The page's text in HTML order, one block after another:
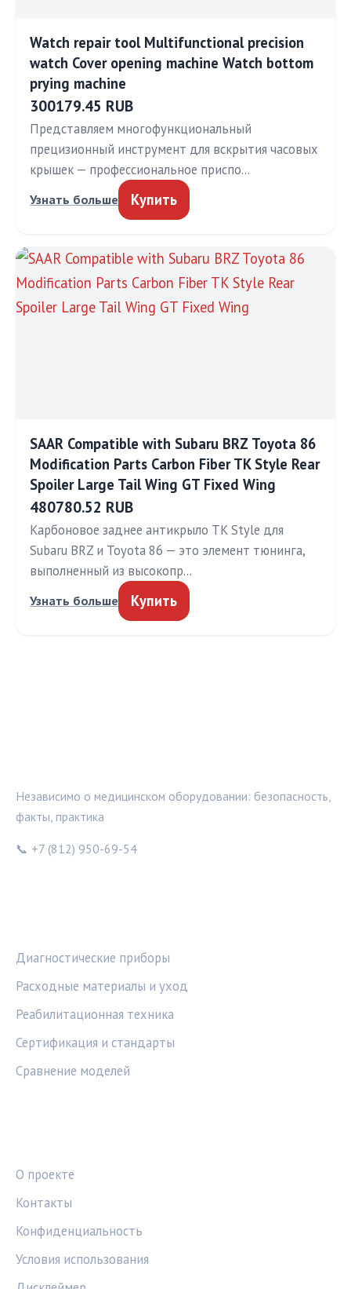
Watch repair tool Multifunctional precision
watch Cover opening machine Watch bottom
prying machine
300179.45 RUB
Представляем многофункциональный
прецизионный инструмент для вскрытия часовых
крышек — профессиональное приспо…
Узнать больше Купить
SAAR Compatible with Subaru BRZ Toyota 86
Modification Parts Carbon Fiber TK Style Rear
Spoiler Large Tail Wing GT Fixed Wing
480780.52 RUB
Карбоновое заднее антикрыло TK Style для
Subaru BRZ и Toyota 86 — это элемент тюнинга,
выполненный из высокопр…
Узнать больше Купить
Независимо о медицинском оборудовании: безопасность,
факты, практика
📞 +7 (812) 950-69-54
Диагностические приборы
Расходные материалы и уход
Реабилитационная техника
Сертификация и стандарты
Сравнение моделей
О проекте
Контакты
Конфиденциальность
Условия использования